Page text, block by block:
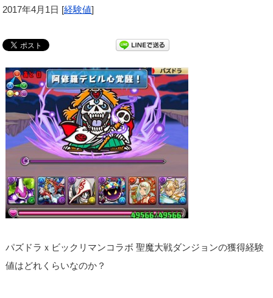
2017年4月1日 [経験値]
パズドラｘビックリマンコラボ 聖魔大戦ダンジョンの獲得経験
値はどれくらいなのか？